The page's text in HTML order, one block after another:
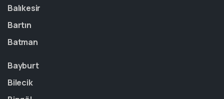
Balıkesir
Bartın
Batman
Bayburt
Bilecik